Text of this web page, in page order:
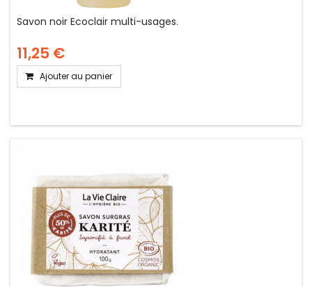
Savon noir Ecoclair multi-usages.
11,25 €
Ajouter au panier